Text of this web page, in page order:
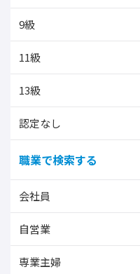
9級
11級
13級
認定なし
職業で検索する
会社員
自営業
専業主婦